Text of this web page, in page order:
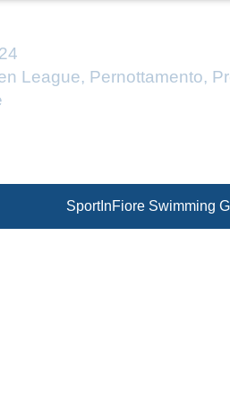
League, Pernottamento,
SportInFiore Swimming